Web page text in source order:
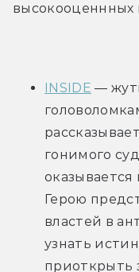
высокооценнных
INSIDE —
гонимого
оказывается
Герою
властей в
узнать
приоткрыть